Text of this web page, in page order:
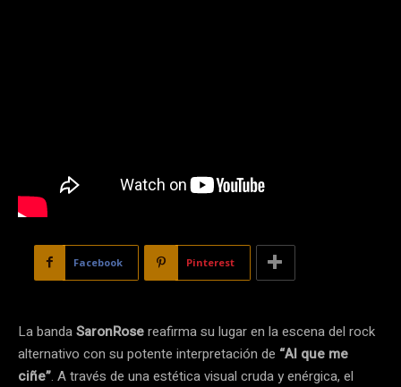
Facebook Pinterest
La bandaSaronRosereafirma su lugar en la escena del rock
alternativo con su potente interpretación de “Al que me
ciñe”. A través de una estética visual cruda y enérgica, el